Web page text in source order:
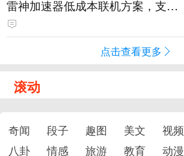
雷神加速器低成本联机方案，支持
免费试用
点击查看更多
滚动
奇闻 段子 趣图 美文 视频
八卦
情感 旅游 教育 动漫